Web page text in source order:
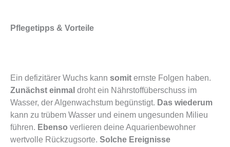
Pflegetipps & Vorteile
Ein defizitärer Wuchs kann somit ernste Folgen haben.
Zunächst einmal droht ein Nährstoffüberschuss im
Wasser, der Algenwachstum begünstigt. Das wiederum
kann zu trübem Wasser und einem ungesunden Milieu
führen. Ebenso verlieren deine Aquarienbewohner
wertvolle Rückzugsorte. Solche Ereignisse